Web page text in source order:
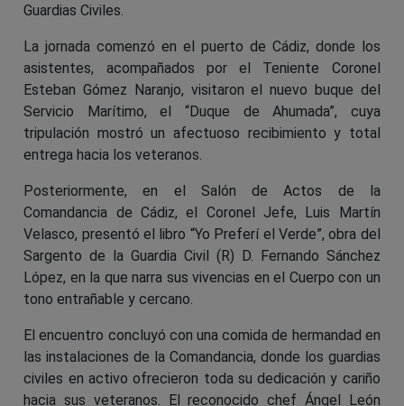
Guardias Civiles.
La jornada comenzó en el puerto de Cádiz, donde los
asistentes, acompañados por el Teniente Coronel
Esteban Gómez Naranjo, visitaron el nuevo buque del
Servicio Marítimo, el “Duque de Ahumada”, cuya
tripulación mostró un afectuoso recibimiento y total
entrega hacia los veteranos.
Posteriormente, en el Salón de Actos de la
Comandancia de Cádiz, el Coronel Jefe, Luis Martín
Velasco, presentó el libro “Yo Preferí el Verde”, obra del
Sargento de la Guardia Civil (R) D. Fernando Sánchez
López, en la que narra sus vivencias en el Cuerpo con un
tono entrañable y cercano.
El encuentro concluyó con una comida de hermandad en
las instalaciones de la Comandancia, donde los guardias
civiles en activo ofrecieron toda su dedicación y cariño
hacia sus veteranos. El reconocido chef Ángel León